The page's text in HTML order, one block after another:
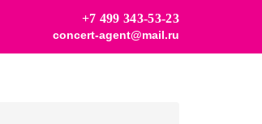
+7 499 343-53-23
concert-agent@mail.ru